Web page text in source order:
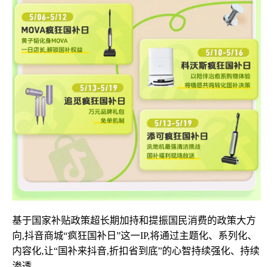
基于国家补贴政策超长期加持和提振国民消费的政策大方
向,抖音商城“疯狂国补日”这一IP,将通过主题化、系列化、
内容化,让“国补来抖音,折扣省到底”的心智持续强化、持续